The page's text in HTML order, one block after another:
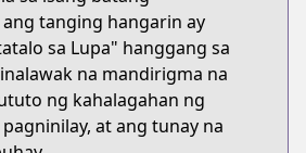
tanging hangarin ay
sa Lupa" hanggang sa
na mandirigma na
ng kahalagahan ng
at ang tunay na